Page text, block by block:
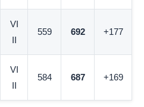
VI
II
559 692 +177
VI
II
584 687 +169